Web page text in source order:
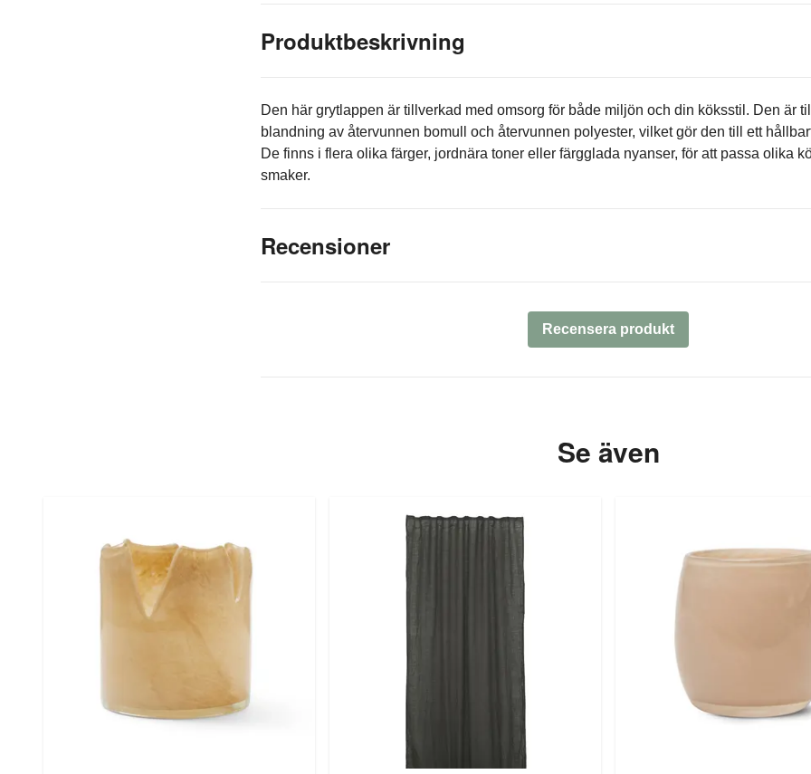
Produktbeskrivning
Den här grytlappen är tillverkad med omsorg för både miljön och din köksstil. Den är
blandning av återvunnen bomull och återvunnen polyester, vilket gör den till ett
De finns i flera olika färger, jordnära toner eller färgglada nyanser, för att passa olika
smaker.
Recensioner
Recensera produkt
Se även